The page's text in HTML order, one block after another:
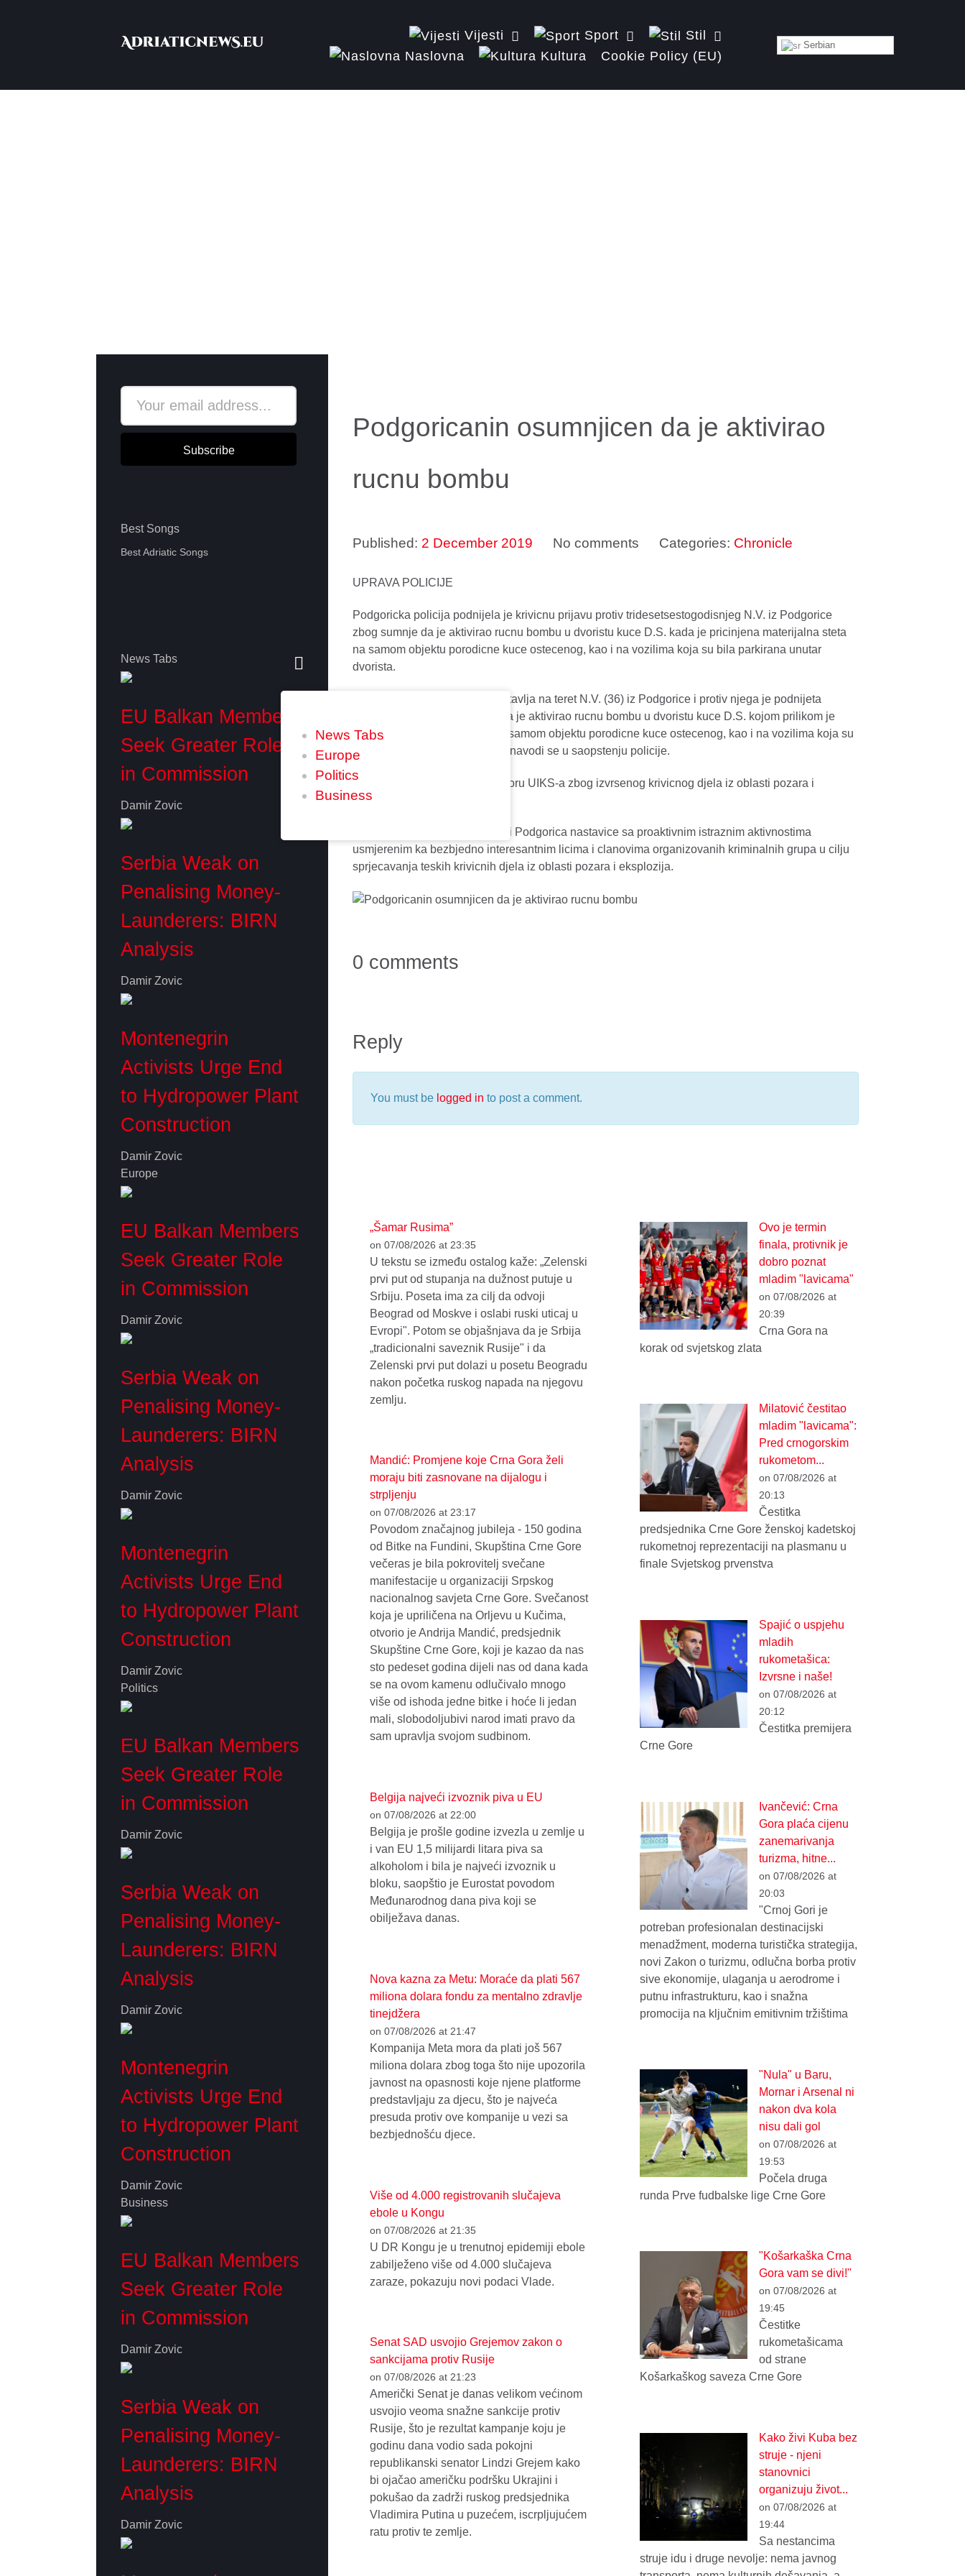
Vijesti Sport
Stil
Naslovna
Kultura Cookie Policy (EU)
Serbian
Subscribe
Best Songs
Best Adriatic Songs
News Tabs
Europe
Politics
Business
News Tabs
EU Balkan Members
Seek Greater Role
in Commission
Damir Zovic
Serbia Weak on
Penalising Money-
Launderers: BIRN
Analysis
Damir Zovic
Montenegrin
Activists Urge End
to Hydropower Plant
Construction
Damir Zovic
Europe
EU Balkan Members
Seek Greater Role
in Commission
Damir Zovic
Serbia Weak on
Penalising Money-
Launderers: BIRN
Analysis
Damir Zovic
Montenegrin
Activists Urge End
to Hydropower Plant
Construction
Damir Zovic
Politics
EU Balkan Members
Seek Greater Role
in Commission
Damir Zovic
Serbia Weak on
Penalising Money-
Launderers: BIRN
Analysis
Damir Zovic
Montenegrin
Activists Urge End
to Hydropower Plant
Construction
Damir Zovic
Business
EU Balkan Members
Seek Greater Role
in Commission
Damir Zovic
Serbia Weak on
Penalising Money-
Launderers: BIRN
Analysis
Damir Zovic
Podgoricanin osumnjicen da je aktivirao
rucnu bombu
Published: 2 December 2019 No comments Categories: Chronicle
UPRAVA POLICIJE
Podgoricka policija podnijela je krivicnu prijavu protiv tridesetsestogodisnjeg N.V. iz Podgorice
zbog sumnje da je aktivirao rucnu bombu u dvoristu kuce D.S. kada je pricinjena materijalna steta
na samom objektu porodicne kuce ostecenog, kao i na vozilima koja su bila parkirana unutar
dvorista.
“Naime, ovo krivicno djelo se stavlja na teret N.V. (36) iz Podgorice i protiv njega je podnijeta
krivicna prijava zbog sumnje da je aktivirao rucnu bombu u dvoristu kuce D.S. kojom prilikom je
pricinjena materijalna steta na samom objektu porodicne kuce ostecenog, kao i na vozilima koja su
bila parkirana unutar dvorista”, navodi se u saopstenju policije.
N.V. se nalazi u Istraznom zatvoru UIKS-a zbog izvrsenog krivicnog djela iz oblasti pozara i
eksplozija.
Sluzbenici Centra bezbjednosti Podgorica nastavice sa proaktivnim istraznim aktivnostima
usmjerenim ka bezbjedno interesantnim licima i clanovima organizovanih kriminalnih grupa u cilju
sprjecavanja teskih krivicnih djela iz oblasti pozara i eksplozija.
0 comments
Reply
You must be logged in to post a comment.
„Šamar Rusima”
on 07/08/2026 at 23:35
U tekstu se između ostalog kaže: „Zelenski
prvi put od stupanja na dužnost putuje u
Srbiju. Poseta ima za cilj da odvoji
Beograd od Moskve i oslabi ruski uticaj u
Evropi". Potom se objašnjava da je Srbija
„tradicionalni saveznik Rusije" i da
Zelenski prvi put dolazi u posetu Beogradu
nakon početka ruskog napada na njegovu
zemlju.
Mandić: Promjene koje Crna Gora želi
moraju biti zasnovane na dijalogu i
strpljenju
on 07/08/2026 at 23:17
Povodom značajnog jubileja - 150 godina
od Bitke na Fundini, Skupština Crne Gore
večeras je bila pokrovitelj svečane
manifestacije u organizaciji Srpskog
nacionalnog savjeta Crne Gore. Svečanost
koja je upriličena na Orljevu u Kučima,
otvorio je Andrija Mandić, predsjednik
Skupštine Crne Gore, koji je kazao da nas
sto pedeset godina dijeli nas od dana kada
se na ovom kamenu odlučivalo mnogo
više od ishoda jedne bitke i hoće li jedan
mali, slobodoljubivi narod imati pravo da
sam upravlja svojom sudbinom.
Belgija najveći izvoznik piva u EU
on 07/08/2026 at 22:00
Belgija je prošle godine izvezla u zemlje u
i van EU 1,5 milijardi litara piva sa
alkoholom i bila je najveći izvoznik u
bloku, saopštio je Eurostat povodom
Međunarodnog dana piva koji se
obilježava danas.
Nova kazna za Metu: Moraće da plati 567
miliona dolara fondu za mentalno zdravlje
tinejdžera
on 07/08/2026 at 21:47
Kompanija Meta mora da plati još 567
miliona dolara zbog toga što nije upozorila
javnost na opasnosti koje njene platforme
predstavljaju za djecu, što je najveća
presuda protiv ove kompanije u vezi sa
bezbjednošću djece.
Više od 4.000 registrovanih slučajeva
ebole u Kongu
on 07/08/2026 at 21:35
U DR Kongu je u trenutnoj epidemiji ebole
zabilježeno više od 4.000 slučajeva
zaraze, pokazuju novi podaci Vlade.
Senat SAD usvojio Grejemov zakon o
sankcijama protiv Rusije
on 07/08/2026 at 21:23
Američki Senat je danas velikom većinom
usvojio veoma snažne sankcije protiv
Rusije, što je rezultat kampanje koju je
godinu dana vodio sada pokojni
republikanski senator Lindzi Grejem kako
bi ojačao američku podršku Ukrajini i
pokušao da zadrži ruskog predsjednika
Vladimira Putina u puzećem, iscrpljujućem
ratu protiv te zemlje.
Ovo je termin
finala, protivnik je
dobro poznat
mladim "lavicama"
on 07/08/2026 at
20:39
Crna Gora na
korak od svjetskog zlata
Milatović čestitao
mladim "lavicama":
Pred crnogorskim
rukometom...
on 07/08/2026 at
20:13
Čestitka
predsjednika Crne Gore ženskoj kadetskoj
rukometnoj reprezentaciji na plasmanu u
finale Svjetskog prvenstva
Spajić o uspjehu
mladih
rukometašica:
Izvrsne i naše!
on 07/08/2026 at
20:12
Čestitka premijera
Crne Gore
Ivančević: Crna
Gora plaća cijenu
zanemarivanja
turizma, hitne...
on 07/08/2026 at
20:03
"Crnoj Gori je
potreban profesionalan destinacijski
menadžment, moderna turistička strategija,
novi Zakon o turizmu, odlučna borba protiv
sive ekonomije, ulaganja u aerodrome i
putnu infrastrukturu, kao i snažna
promocija na ključnim emitivnim tržištima
"Nula" u Baru,
Mornar i Arsenal ni
nakon dva kola
nisu dali gol
on 07/08/2026 at
19:53
Počela druga
runda Prve fudbalske lige Crne Gore
"Košarkaška Crna
Gora vam se divi!"
on 07/08/2026 at
19:45
Čestitke
rukometašicama
od strane
Košarkaškog saveza Crne Gore
Kako živi Kuba bez
struje - njeni
stanovnici
organizuju život...
on 07/08/2026 at
19:44
Sa nestancima
struje idu i druge nevolje: nema javnog